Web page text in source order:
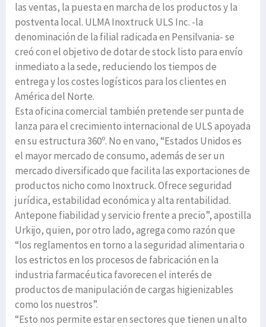
las ventas, la puesta en marcha de los productos y la
postventa local. ULMA Inoxtruck ULS Inc. -la
denominación de la filial radicada en Pensilvania- se
creó con el objetivo de dotar de stock listo para envío
inmediato a la sede, reduciendo los tiempos de
entrega y los costes logísticos para los clientes en
América del Norte.
Esta oficina comercial también pretende ser punta de
lanza para el crecimiento internacional de ULS apoyada
en su estructura 360º. No en vano, “Estados Unidos es
el mayor mercado de consumo, además de ser un
mercado diversificado que facilita las exportaciones de
productos nicho como Inoxtruck. Ofrece seguridad
jurídica, estabilidad económica y alta rentabilidad.
Antepone fiabilidad y servicio frente a precio”, apostilla
Urkijo, quien, por otro lado, agrega como razón que
“los reglamentos en torno a la seguridad alimentaria o
los estrictos en los procesos de fabricación en la
industria farmacéutica favorecen el interés de
productos de manipulación de cargas higienizables
como los nuestros”.
“Esto nos permite estar en sectores que tienen un alto